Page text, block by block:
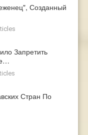
Созданный
Запретить
Стран По